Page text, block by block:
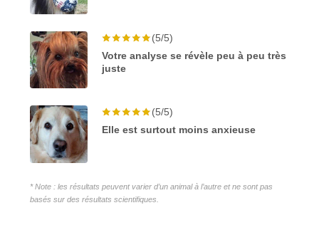
(5/5)
Votre analyse se révèle peu à peu très
juste
(5/5)
Elle est surtout moins anxieuse
* Note : les résultats peuvent varier d’un animal à l’autre et ne sont pas
basés sur des résultats scientifiques.